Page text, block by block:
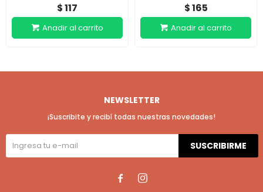
$117 $165
NEWSLETTER
¡Suscribite y recibí todas nuestras novedades!
SUSCRIBIRME
 